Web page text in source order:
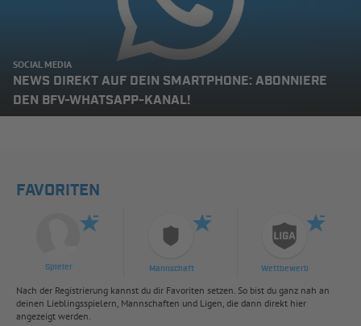
SOCIAL MEDIA
NEWS DIREKT AUF DEIN SMARTPHONE: ABONNIERE
DEN BFV-WHATSAPP-KANAL!
FAVORITEN
Spieler Mannschaft Wettbewerb
Nach der Registrierung kannst du dir Favoriten setzen. So bist du ganz nah an
deinen Lieblingsspielern, Mannschaften und Ligen, die dann direkt hier
angezeigt werden.